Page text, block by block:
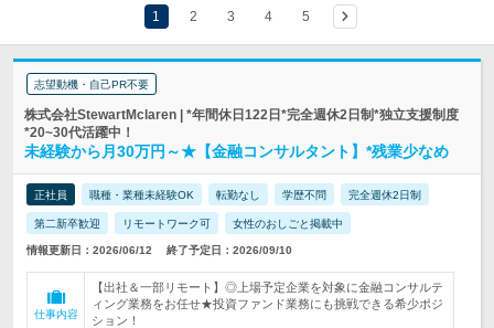
1 2 3 4 5
志望動機・自己PR不要
株式会社StewartMclaren | *年間休日122日*完全週休2日制*独立支援制度
*20~30代活躍中！
未経験から月30万円～★【金融コンサルタント】*残業少なめ
正社員 職種・業種未経験OK 転勤なし 学歴不問 完全週休2日制
第二新卒歓迎 リモートワーク可 女性のおしごと掲載中
情報更新日：2026/06/12 終了予定日：2026/09/10
仕事内容
【出社＆一部リモート】◎上場予定企業を対象に金融コンサルテ
ィング業務をお任せ★投資ファンド業務にも挑戦できる希少ポジ
ション！